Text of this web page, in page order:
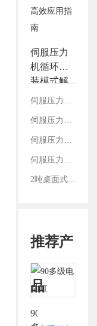
伺服压力
机循环压
装模式解
析：参数
效应用指
南
伺服压力机压力补偿：原理、流程及应用价值
伺服压力机压力滤波时间及延时保压时间的设置逻辑
伺服压力机预压位设置要点及实操指南
伺服压力机双启动按钮的作用
2吨桌面式伺服压力机
推荐产
品
90